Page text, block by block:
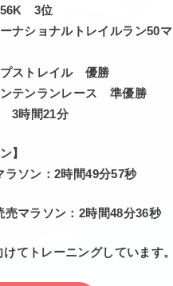
56K 3位
ナショナルトレイルラン50マ
プストレイル 優勝
ンテンランレース 準優勝
3時間21分
】
ラソン：2時間49分57秒
売マラソン：2時間48分36秒
てトレーニングしています。